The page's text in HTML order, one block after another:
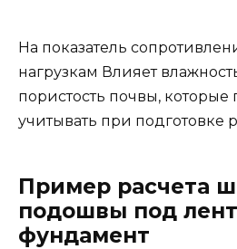
На показатель
нагрузкам Влияет
пористость почвы, которые
учитывать при подготовке
Пример расчета
подошвы под
фундамент